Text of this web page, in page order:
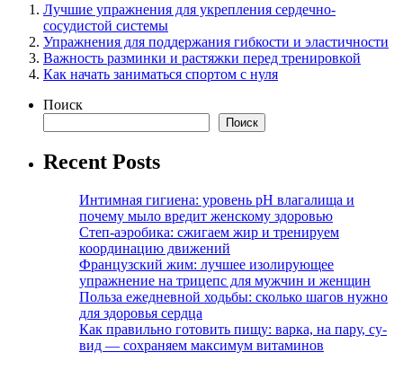
Лучшие упражнения для укрепления сердечно-
сосудистой системы
Упражнения для поддержания гибкости и эластичности
Важность разминки и растяжки перед тренировкой
Как начать заниматься спортом с нуля
Поиск
Поиск
Recent Posts
Интимная гигиена: уровень pH влагалища и
почему мыло вредит женскому здоровью
Степ-аэробика: сжигаем жир и тренируем
координацию движений
Французский жим: лучшее изолирующее
упражнение на трицепс для мужчин и женщин
Польза ежедневной ходьбы: сколько шагов нужно
для здоровья сердца
Как правильно готовить пищу: варка, на пару, су-
вид — сохраняем максимум витаминов